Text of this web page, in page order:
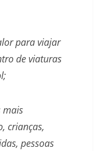
para viajar
de viaturas
mais
crianças,
pessoas